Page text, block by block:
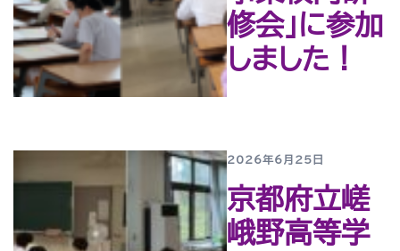
修会」に参加
しました！
2026年6月25日
京都府立嵯
峨野高等学